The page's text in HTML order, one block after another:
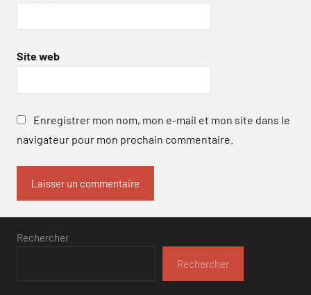
Site web
Enregistrer mon nom, mon e-mail et mon site dans le
navigateur pour mon prochain commentaire.
Rechercher
Rechercher